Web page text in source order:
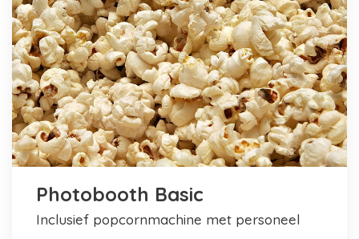
Photobooth Basic
inclusief popcornmachine met personeel